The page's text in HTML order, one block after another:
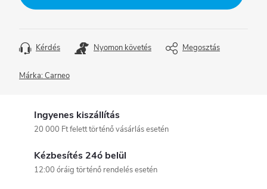
Kérdés Nyomon követés Megosztás
Márka:Carneo
Ingyenes kiszállítás
20 000 Ft felett történő vásárlás esetén
Kézbesítés 24ó belül
12:00 óráig történő rendelés esetén